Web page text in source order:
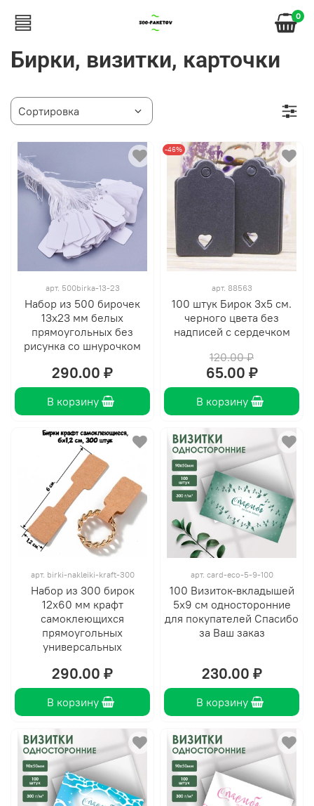
0
Бирки, визитки, карточки
арт. 500birka-13-23
Набор из 500 бирочек
13х23 мм белых
прямоугольных без
рисунка со шнурочком
290.00 ₽
В корзину
-46%
арт. 88563
100 штук Бирок 3х5 см.
черного цвета без
надписей с сердечком
120.00 ₽
65.00 ₽
В корзину
арт. birki-nakleiki-kraft-300
Набор из 300 бирок
12х60 мм крафт
самоклеющихся
прямоугольных
универсальных
290.00 ₽
В корзину
арт. card-eco-5-9-100
100 Визиток-вкладышей
5х9 см односторонние
для покупателей Спасибо
за Ваш заказ
230.00 ₽
В корзину